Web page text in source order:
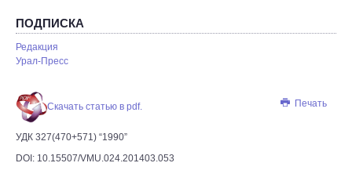
ПОДПИСКА
Редакция
Урал-Пресс
Печать
Скачать статью в pdf.
УДК 327(470+571) “1990”
DOI: 10.15507/VMU.024.201403.053